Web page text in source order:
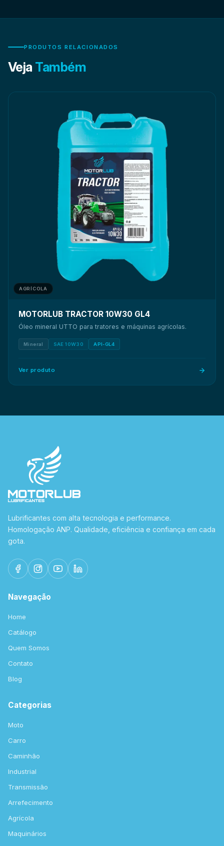
PRODUTOS RELACIONADOS
Veja Também
AGRÍCOLA
MOTORLUB TRACTOR 10W30 GL4
Óleo mineral UTTO para tratores e máquinas agrícolas.
Mineral SAE 10W30 API-GL4
Ver produto
Lubrificantes com alta tecnologia e performance.
Homologação ANP. Qualidade, eficiência e confiança em cada
gota.
Navegação
Home
Catálogo
Quem Somos
Contato
Blog
Categorias
Moto
Carro
Caminhão
Industrial
Transmissão
Arrefecimento
Agrícola
Maquinários